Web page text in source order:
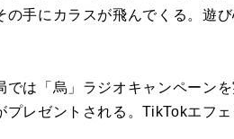
の手にカラスが飛んでくる。遊
では「烏」ラジオキャンペーン
プレゼントされる。TikTokエフ